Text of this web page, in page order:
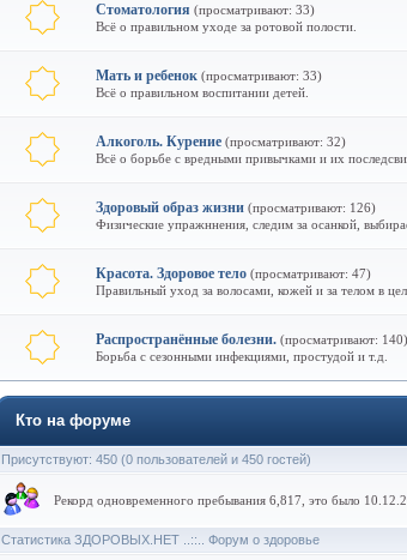
Стоматология (просматривают: 33)
Всё о правильном уходе за ротовой полости.
Мать и ребенок (просматривают: 33)
Всё о правильном воспитании детей.
Алкоголь. Курение (просматривают: 32)
Всё о борьбе с вредными привычками и их
Здоровый образ жизни (просматривают: 126)
Физические упражннения, следим за осанкой,
Красота. Здоровое тело (просматривают: 47)
Правильный уход за волосами, кожей и за телом в
Распространённые болезни. (просматривают: 140)
Борьба с сезонными инфекциями, простудой и т.д.
Кто на форуме
Присутствуют: 450 (0 пользователей и 450 гостей)
Рекорд одновременного пребывания 6,817, это было
Статистика ЗДОРОВЫХ.НЕТ ..::.. Форум о здоровье